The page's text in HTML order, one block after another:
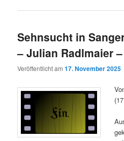
Sehnsucht in
– Julian Radlmaier –
Veröffentlicht am17. November 2025